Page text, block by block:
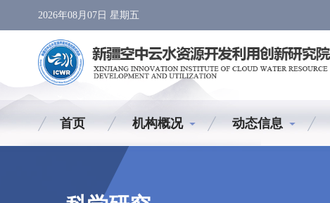
2026年08月07日 星期五
首页 机构概况 动态信息